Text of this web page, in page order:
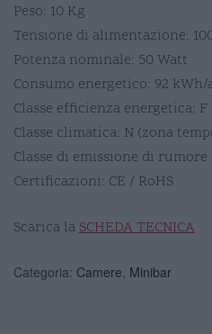
Peso: 10 Kg
Tensione di alimentazione:
Potenza nominale: 50 Watt
Consumo energetico: 92 kWh/
Classe efficienza energetica: F
Classe climatica: N (zona
Classe di emissione di rumore
Certificazioni: CE / RoHS
Scarica laSCHEDA TECNICA
Categoria: Camere Minibar